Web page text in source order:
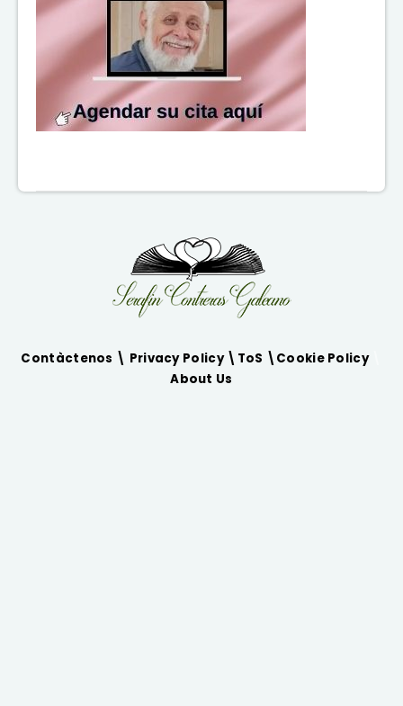
Contàctenos \ Privacy Policy \ ToS \ Cookie Policy\
About Us